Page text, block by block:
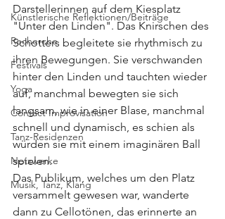
Künstlerische Reflektionen/Beiträge
Recherche
Festivals
Yoga
Contact Improvisation
Tanz-Residenzen
Netzwerke
Musik, Tanz, Klang
Darstellerinnen auf dem Kiesplatz
"Unter den Linden". Das Knirschen des
Schotters begleitete sie rhythmisch zu
ihren Bewegungen. Sie verschwanden
hinter den Linden und tauchten wieder
auf, manchmal bewegten sie sich
langsam, wie in einer Blase, manchmal
schnell und dynamisch, es schien als
würden sie mit einem imaginären Ball
spielen.
Das Publikum, welches um den Platz
versammelt gewesen war, wanderte
dann zu Cellotönen, das erinnerte an